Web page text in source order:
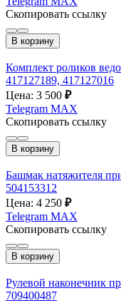
Скопировать ссылку
В корзину
Комплект роликов
417127189, 417127016
Цена: 3 500 ₽
Telegram MAX
Скопировать ссылку
В корзину
Башмак натяжителя
504153312
Цена: 4 250 ₽
Telegram MAX
Скопировать ссылку
В корзину
Рулевой наконечник
709400487